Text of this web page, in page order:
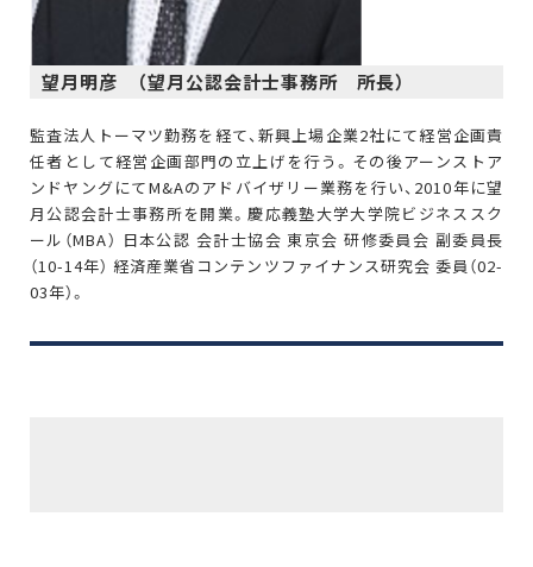
望月明彦 （望月公認会計士事務所 所長）
監査法人トーマツ勤務を経て、新興上場企業2社にて経営企画責
任者として経営企画部門の立上げを行う。その後アーンストア
ンドヤングにてM&Aのアドバイザリー業務を行い、2010年に望
月公認会計士事務所を開業。慶応義塾大学大学院ビジネススク
ール（MBA） 日本公認 会計士協会 東京会 研修委員会 副委員長
（10-14年） 経済産業省コンテンツファイナンス研究会 委員（02-
03年）。